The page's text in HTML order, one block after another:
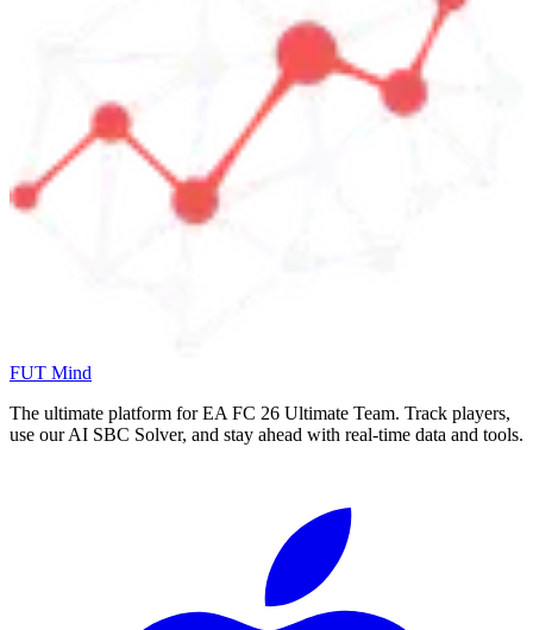
FUT Mind
The ultimate platform for EA FC 26 Ultimate Team. Track players,
use our AI SBC Solver, and stay ahead with real-time data and tools.